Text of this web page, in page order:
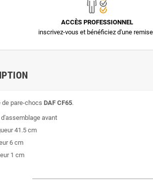
ACCÈS PROFESSIONNEL
inscrivez-vous et bénéficiez d'une
de pare-chocs DAF CF65.
d'assemblage avant
41.5 cm
6 cm
1 cm